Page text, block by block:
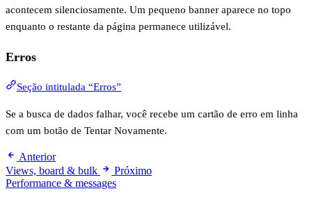
acontecem silenciosamente. Um pequeno banner aparece no topo
enquanto o restante da página permanece utilizável.
Erros
Seção intitulada “Erros”
Se a busca de dados falhar, você recebe um cartão de erro em linha
com um botão de Tentar Novamente.
Anterior
Views, board & bulk
Próximo
Performance & messages